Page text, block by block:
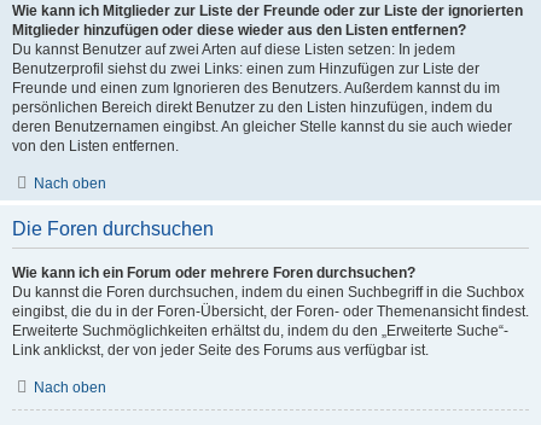
Wie kann ich Mitglieder zur Liste der Freunde oder zur Liste der ignorierten
Mitglieder hinzufügen oder diese wieder aus den Listen entfernen?
Du kannst Benutzer auf zwei Arten auf diese Listen setzen: In jedem
Benutzerprofil siehst du zwei Links: einen zum Hinzufügen zur Liste der
Freunde und einen zum Ignorieren des Benutzers. Außerdem kannst du im
persönlichen Bereich direkt Benutzer zu den Listen hinzufügen, indem du
deren Benutzernamen eingibst. An gleicher Stelle kannst du sie auch wieder
von den Listen entfernen.
Nach oben
Die Foren durchsuchen
Wie kann ich ein Forum oder mehrere Foren durchsuchen?
Du kannst die Foren durchsuchen, indem du einen Suchbegriff in die Suchbox
eingibst, die du in der Foren-Übersicht, der Foren- oder Themenansicht findest.
Erweiterte Suchmöglichkeiten erhältst du, indem du den „Erweiterte Suche“-
Link anklickst, der von jeder Seite des Forums aus verfügbar ist.
Nach oben